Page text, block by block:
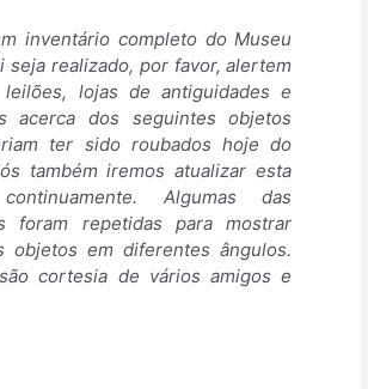
inventário completo do Museu
seja realizado, por favor, alertem
lojas de antiguidades e
acerca dos seguintes objetos
ter sido roubados hoje do
também iremos atualizar esta
Algumas das
foram repetidas para mostrar
objetos em diferentes ângulos.
cortesia de vários amigos e